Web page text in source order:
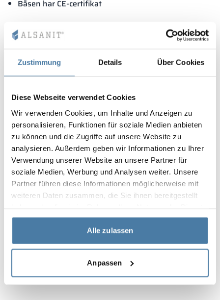
Zustimmung Details Über Cookies
Diese Webseite verwendet Cookies
Wir verwenden Cookies, um Inhalte und Anzeigen zu
personalisieren, Funktionen für soziale Medien anbieten
zu können und die Zugriffe auf unsere Website zu
analysieren. Außerdem geben wir Informationen zu Ihrer
Verwendung unserer Website an unsere Partner für
soziale Medien, Werbung und Analysen weiter. Unsere
Partner führen diese Informationen möglicherweise mit
weiteren Daten zusammen, die Sie ihnen bereitgestellt
gesammelt haben.
Alle zulassen
Anpassen
Båsen har CE-certifikat